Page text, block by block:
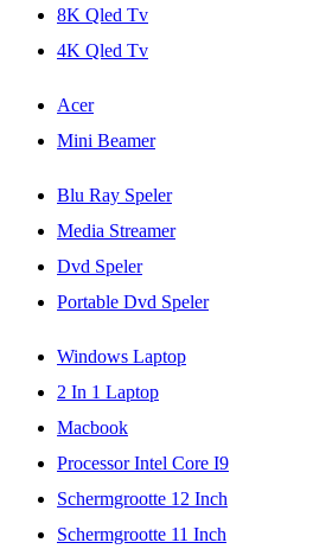
8K Qled Tv
4K Qled Tv
Acer
Mini Beamer
Blu Ray Speler
Media Streamer
Dvd Speler
Portable Dvd Speler
Windows Laptop
2 In 1 Laptop
Macbook
Processor Intel Core I9
Schermgrootte 12 Inch
Schermgrootte 11 Inch